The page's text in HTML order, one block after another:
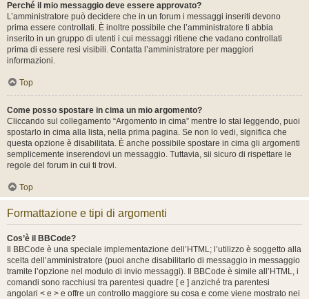
Perché il mio messaggio deve essere approvato?
L’amministratore può decidere che in un forum i messaggi inseriti devono
prima essere controllati. È inoltre possibile che l’amministratore ti abbia
inserito in un gruppo di utenti i cui messaggi ritiene che vadano controllati
prima di essere resi visibili. Contatta l’amministratore per maggiori
informazioni.
Top
Come posso spostare in cima un mio argomento?
Cliccando sul collegamento “Argomento in cima” mentre lo stai leggendo, puoi
spostarlo in cima alla lista, nella prima pagina. Se non lo vedi, significa che
questa opzione è disabilitata. È anche possibile spostare in cima gli argomenti
semplicemente inserendovi un messaggio. Tuttavia, sii sicuro di rispettare le
regole del forum in cui ti trovi.
Top
Formattazione e tipi di argomenti
Cos’è il BBCode?
Il BBCode è una speciale implementazione dell’HTML; l’utilizzo è soggetto alla
scelta dell’amministratore (puoi anche disabilitarlo di messaggio in messaggio
tramite l’opzione nel modulo di invio messaggi). Il BBCode è simile all’HTML, i
comandi sono racchiusi tra parentesi quadre [ e ] anziché tra parentesi
angolari < e > e offre un controllo maggiore su cosa e come viene mostrato nei